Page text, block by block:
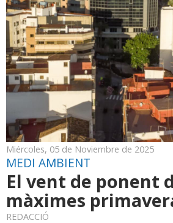
Miércoles, 05 de Noviembre de 2025
MEDI AMBIENT
El vent de ponent
màximes
REDACCIÓ